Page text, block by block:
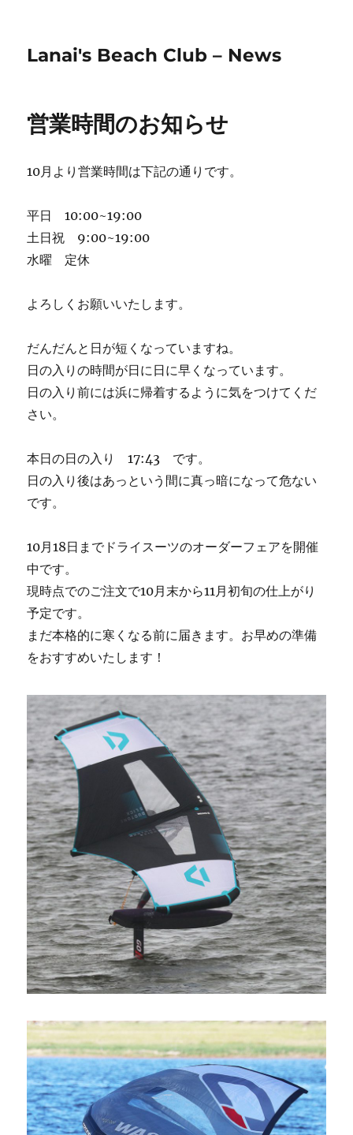
Lanai's Beach Club – News
営業時間のお知らせ
10月より営業時間は下記の通りです。
平日 10:00~19:00
土日祝 9:00~19:00
水曜 定休
よろしくお願いいたします。
だんだんと日が短くなっていますね。
日の入りの時間が日に日に早くなっています。
日の入り前には浜に帰着するように気をつけてくだ
さい。
本日の日の入り 17:43 です。
日の入り後はあっという間に真っ暗になって危ない
です。
10月18日までドライスーツのオーダーフェアを開催
中です。
現時点でのご注文で10月末から11月初旬の仕上がり
予定です。
まだ本格的に寒くなる前に届きます。お早めの準備
をおすすめいたします！